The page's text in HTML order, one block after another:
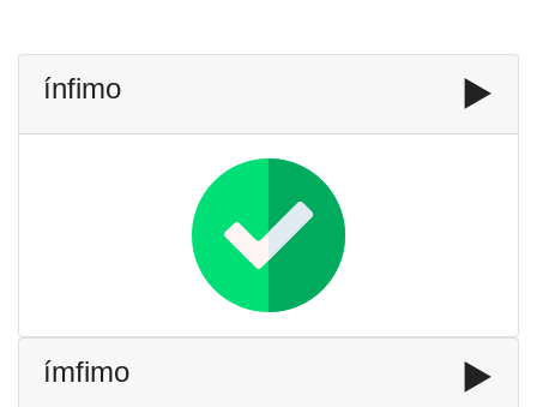
ínfimo ▶️
ímfimo ▶️